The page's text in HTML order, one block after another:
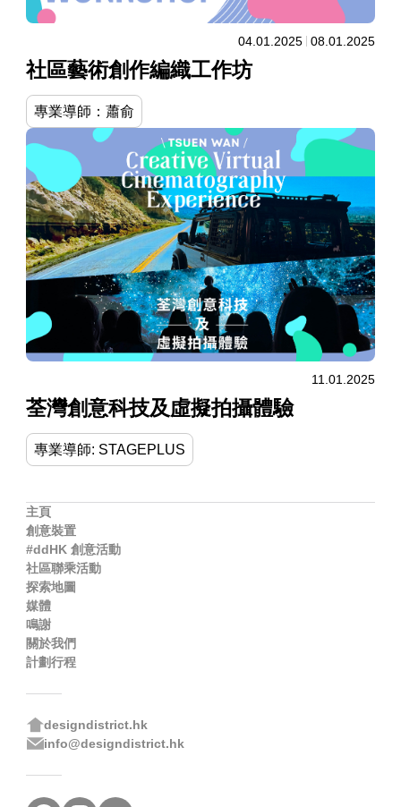
04.01.2025 08.01.2025
社區藝術創作編織工作坊
專業導師：蕭俞
11.01.2025
荃灣創意科技及虛擬拍攝體驗
專業導師: STAGEPLUS
主頁
創意裝置
#ddHK 創意活動
社區聯乘活動
探索地圖
媒體
鳴謝
關於我們
計劃行程
designdistrict.hk
info@designdistrict.hk